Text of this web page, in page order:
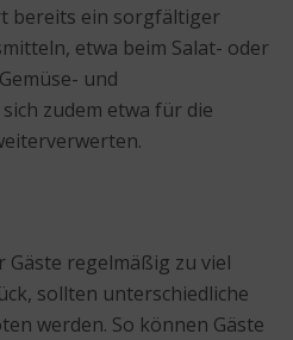
bereits ein sorgfältiger
etwa beim Salat- oder
und
zudem etwa für die
Gäste regelmäßig zu viel
sollten unterschiedliche
werden. So können Gäste